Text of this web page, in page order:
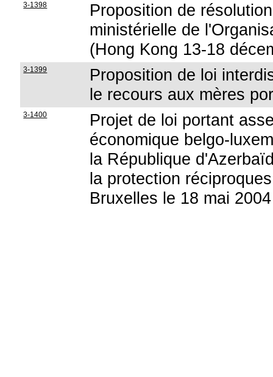
3-1398
Proposition de
ministérielle de
(Hong Kong 13-18
3-1399
Proposition de loi
le recours aux mères
3-1400
Projet de loi portant
économique belgo-
la République
la protection
Bruxelles le 18 mai 2004